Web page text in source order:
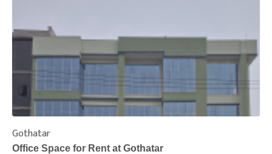
Gothatar
Office Space for Rent at Gothatar